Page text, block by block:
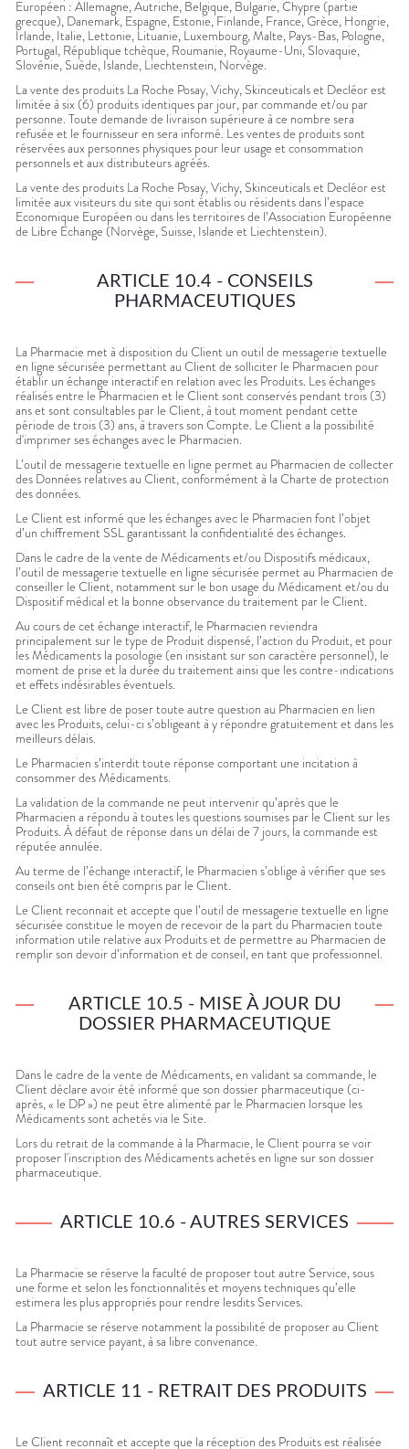
Européen : Allemagne, Autriche, Belgique, Bulgarie, Chypre (partie
grecque), Danemark, Espagne, Estonie, Finlande, France, Grèce, Hongrie,
Irlande, Italie, Lettonie, Lituanie, Luxembourg, Malte, Pays-Bas, Pologne,
Portugal, République tchèque, Roumanie, Royaume-Uni, Slovaquie,
Slovénie, Suède, Islande, Liechtenstein, Norvège.
La vente des produits La Roche Posay, Vichy, Skinceuticals et Decléor est
limitée à six (6) produits identiques par jour, par commande et/ou par
personne. Toute demande de livraison supérieure à ce nombre sera
refusée et le fournisseur en sera informé. Les ventes de produits sont
réservées aux personnes physiques pour leur usage et consommation
personnels et aux distributeurs agréés.
La vente des produits La Roche Posay, Vichy, Skinceuticals et Decléor est
limitée aux visiteurs du site qui sont établis ou résidents dans l’espace
Economique Européen ou dans les territoires de l’Association Européenne
de Libre Echange (Norvège, Suisse, Islande et Liechtenstein).
ARTICLE 10.4 - CONSEILS
PHARMACEUTIQUES
La Pharmacie met à disposition du Client un outil de messagerie textuelle
en ligne sécurisée permettant au Client de solliciter le Pharmacien pour
établir un échange interactif en relation avec les Produits. Les échanges
réalisés entre le Pharmacien et le Client sont conservés pendant trois (3)
ans et sont consultables par le Client, à tout moment pendant cette
période de trois (3) ans, à travers son Compte. Le Client a la possibilité
d'imprimer ses échanges avec le Pharmacien.
L’outil de messagerie textuelle en ligne permet au Pharmacien de collecter
des Données relatives au Client, conformément à la Charte de protection
des données.
Le Client est informé que les échanges avec le Pharmacien font l’objet
d’un chiffrement SSL garantissant la confidentialité des échanges.
Dans le cadre de la vente de Médicaments et/ou Dispositifs médicaux,
l’outil de messagerie textuelle en ligne sécurisée permet au Pharmacien de
conseiller le Client, notamment sur le bon usage du Médicament et/ou du
Dispositif médical et la bonne observance du traitement par le Client.
Au cours de cet échange interactif, le Pharmacien reviendra
principalement sur le type de Produit dispensé, l’action du Produit, et pour
les Médicaments la posologie (en insistant sur son caractère personnel), le
moment de prise et la durée du traitement ainsi que les contre-indications
et effets indésirables éventuels.
Le Client est libre de poser toute autre question au Pharmacien en lien
avec les Produits, celui-ci s’obligeant à y répondre gratuitement et dans les
meilleurs délais.
Le Pharmacien s’interdit toute réponse comportant une incitation à
consommer des Médicaments.
La validation de la commande ne peut intervenir qu’après que le
Pharmacien a répondu à toutes les questions soumises par le Client sur les
Produits. À défaut de réponse dans un délai de 7 jours, la commande est
réputée annulée.
Au terme de l’échange interactif, le Pharmacien s’oblige à vérifier que ses
conseils ont bien été compris par le Client.
Le Client reconnait et accepte que l’outil de messagerie textuelle en ligne
sécurisée constitue le moyen de recevoir de la part du Pharmacien toute
information utile relative aux Produits et de permettre au Pharmacien de
remplir son devoir d’information et de conseil, en tant que professionnel.
ARTICLE 10.5 - MISE À JOUR DU
DOSSIER PHARMACEUTIQUE
Dans le cadre de la vente de Médicaments, en validant sa commande, le
Client déclare avoir été informé que son dossier pharmaceutique (ci-
après, « le DP ») ne peut être alimenté par le Pharmacien lorsque les
Médicaments sont achetés via le Site.
Lors du retrait de la commande à la Pharmacie, le Client pourra se voir
proposer l'inscription des Médicaments achetés en ligne sur son dossier
pharmaceutique.
ARTICLE 10.6 - AUTRES SERVICES
La Pharmacie se réserve la faculté de proposer tout autre Service, sous
une forme et selon les fonctionnalités et moyens techniques qu’elle
estimera les plus appropriés pour rendre lesdits Services.
La Pharmacie se réserve notamment la possibilité de proposer au Client
tout autre service payant, à sa libre convenance.
ARTICLE 11 - RETRAIT DES PRODUITS
Le Client reconnaît et accepte que la réception des Produits est réalisée